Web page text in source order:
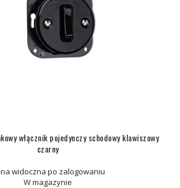
włącznik pojedynczy schodowy klawiszowy
czarny
widoczna po zalogowaniu
W magazynie